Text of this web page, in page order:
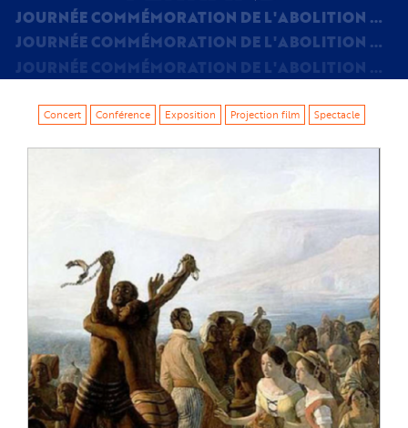
JOURNÉE COMMÉMORATION DE L'ABOLITION DE L'ESCLAVAGE - 10 MAI 2025 - ASSOCIATION KANNE'L À CLERMONT-FERRAND
JOURNÉE COMMÉMORATION DE L'ABOLITION DE L'ESCLAVAGE - 10 MAI 2025 - ASSOCIATION KANNE'L À CLERMONT-FERRAND
JOURNÉE COMMÉMORATION DE L'ABOLITION DE L'ESCLAVAGE - 10 MAI 2025 - ASSOCIATION KANNE'L À CLERMONT-FERRAND
Concert Conférence Exposition Projection film Spectacle